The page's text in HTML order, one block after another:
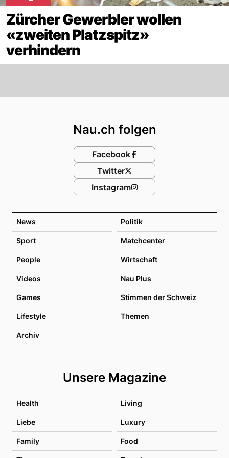
Zürcher Gewerbler wollen
«zweiten Platzspitz»
verhindern
News Politik
Sport Matchcenter
People Wirtschaft
Videos Nau Plus
Games Stimmen der Schweiz
Lifestyle Themen
Archiv
Unsere Magazine
Health Living
Liebe Luxury
Family Food
Nau.ch folgen
Facebook
Twitter
Instagram